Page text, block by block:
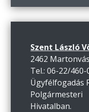
Szent László
2462
Tel.: 06-22/460-
Ügyfélfogadás
Polgármesteri
Hivatalban.